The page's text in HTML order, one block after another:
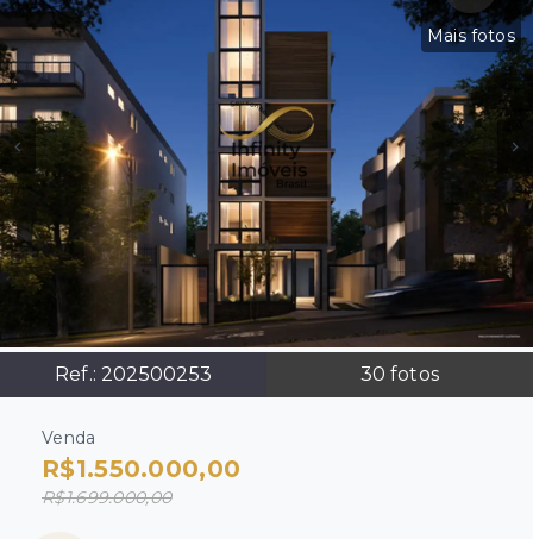
Mais fotos
Ref.: 202500253 30 fotos
Venda
R$1.550.000,00
R$1.699.000,00